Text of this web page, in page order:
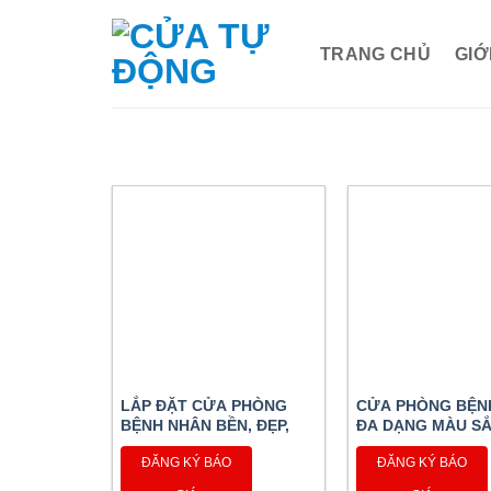
TRANG CHỦ
LẮP ĐẶT CỬA PHÒNG
BỆNH NHÂN BỀN, ĐẸP,
CHẤT LƯỢNG CAO
ĐĂNG KÝ BÁO
CỬA PHÒNG
ĐA DẠNG MÀU
CHẤT LƯỢNG CAO
ĐĂNG KÝ BÁO